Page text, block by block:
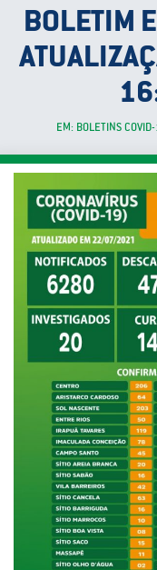
BOLETIM
EM: BOLETINS